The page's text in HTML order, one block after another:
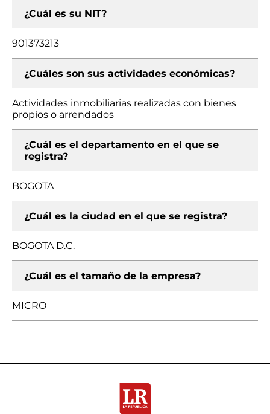
¿Cuál es su NIT?
901373213
¿Cuáles son sus actividades económicas?
Actividades inmobiliarias realizadas con bienes
propios o arrendados
¿Cuál es el departamento en el que se
registra?
BOGOTA
¿Cuál es la ciudad en el que se registra?
BOGOTA D.C.
¿Cuál es el tamaño de la empresa?
MICRO